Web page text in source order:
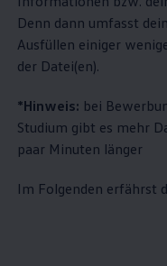
Denn dann umfasst
Ausfüllen einiger
der Datei(en).
*Hinweis: bei
Studium gibt es mehr
paar Minuten länger
Im Folgenden erfährst